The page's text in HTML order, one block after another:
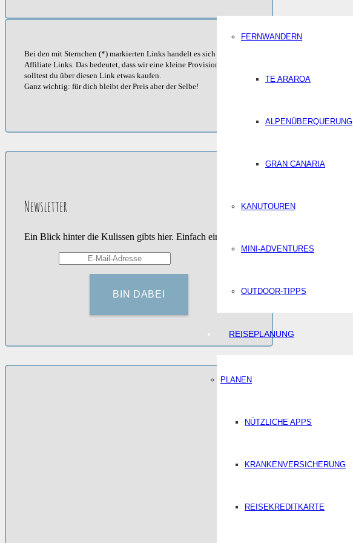
FERNWANDERN
TE ARAROA
ALPENÜBERQUERUNG
GRAN CANARIA
KANUTOUREN
MINI-ADVENTURES
OUTDOOR-TIPPS
REISEPLANUNG
PLANEN
NÜTZLICHE APPS
KRANKENVERSICHERUNG
REISEKREDITKARTE
Bei den mit Sternchen (*) markierten Links handelt es sich um
Affiliate Links. Das bedeutet, dass wir eine kleine Provision erhalten
solltest du über diesen Link etwas kaufen.
Ganz wichtig: für dich bleibt der Preis aber der Selbe!
Newsletter
Ein Blick hinter die Kulissen gibts hier. Einfach eintragen.